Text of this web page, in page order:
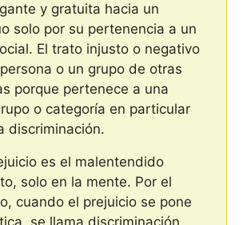
y gratuita hacia un
solo por su pertenencia a un
El trato injusto o negativo
o un grupo de otras
porque pertenece a una
o categoría en particular
discriminación.
es el malentendido
solo en la mente. Por el
cuando el prejuicio se pone